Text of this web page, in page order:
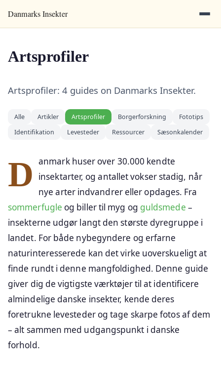
Danmarks Insekter
Artsprofiler
Artsprofiler: 4 guides on Danmarks Insekter.
Alle Artikler Artsprofiler Borgerforskning
Fototips
Identifikation
Levesteder Ressourcer Sæsonkalender
Danmark huser over 30.000 kendte
insektarter, og antallet vokser stadig, når
nye arter indvandrer eller opdages. Fra
sommerfugle og biller til myg og guldsmede –
insekterne udgør langt den største dyregruppe i
landet. For både nybegyndere og erfarne
naturinteresserede kan det virke uoverskueligt at
finde rundt i denne mangfoldighed. Denne guide
giver dig de vigtigste værktøjer til at identificere
almindelige danske insekter, kende deres
foretrukne levesteder og tage skarpe fotos af dem
– alt sammen med udgangspunkt i danske
forhold.